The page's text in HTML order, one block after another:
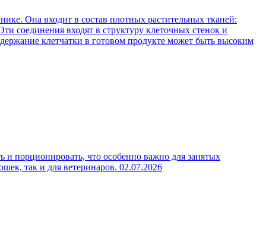
Она входит в состав плотных растительных тканей:
соединения входят в структуру клеточных стенок и
клетчатки в готовом продукте может быть высоким
порционировать, что особенно важно для занятых
так и для ветеринаров. 02.07.2026